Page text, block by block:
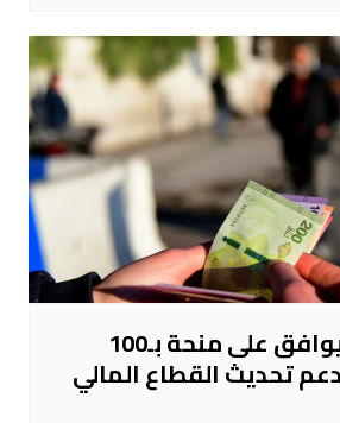
البنك الدولي يوافق على منحة بـ100
تحديث القطاع المالي